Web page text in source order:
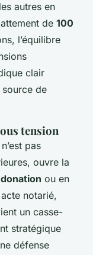
autres en
de 100
l’équilibre
clair
source de
tension
pas
ouvre la
ou en
notarié,
un casse-
stratégique
défense